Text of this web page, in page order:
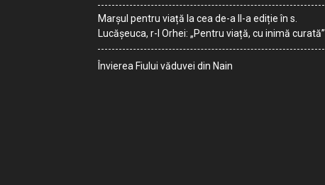
Marșul pentru viață la cea de-a II-a ediție în s.
Lucășeuca, r-l Orhei: „Pentru viață, cu inimă curată”
Învierea Fiului văduvei din Nain